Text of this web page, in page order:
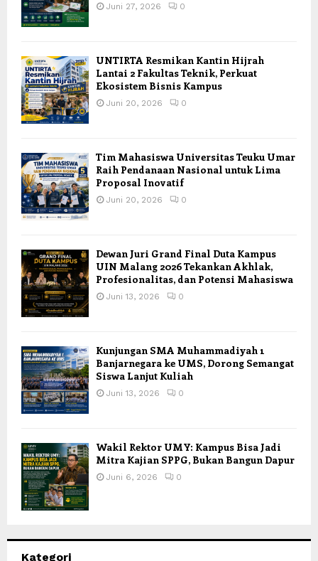
Juni 27, 2026 0
UNTIRTA Resmikan Kantin Hijrah
Lantai 2 Fakultas Teknik, Perkuat
Ekosistem Bisnis Kampus
Juni 20, 2026 0
Tim Mahasiswa Universitas Teuku Umar
Raih Pendanaan Nasional untuk Lima
Proposal Inovatif
Juni 20, 2026 0
Dewan Juri Grand Final Duta Kampus
UIN Malang 2026 Tekankan Akhlak,
Profesionalitas, dan Potensi Mahasiswa
Juni 13, 2026 0
Kunjungan SMA Muhammadiyah 1
Banjarnegara ke UMS, Dorong Semangat
Siswa Lanjut Kuliah
Juni 13, 2026 0
Wakil Rektor UMY: Kampus Bisa Jadi
Mitra Kajian SPPG, Bukan Bangun Dapur
Juni 6, 2026 0
Kategori